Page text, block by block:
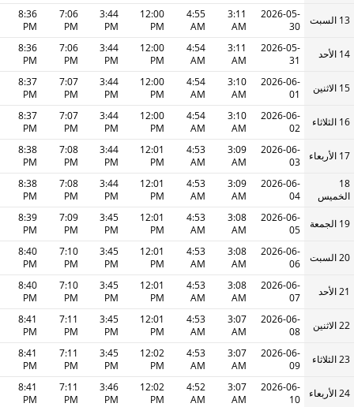
13 السبت
2026-05-
30
3:11
AM
4:55
AM
12:00
PM
3:44
PM
7:06
PM
8:36
PM
14 الأحد
2026-05-
31
3:11
AM
4:54
AM
12:00
PM
3:44
PM
7:06
PM
8:36
PM
15 الاثنين
2026-06-
01
3:10
AM
4:54
AM
12:00
PM
3:44
PM
7:07
PM
8:37
PM
16 الثلاثاء
2026-06-
02
3:10
AM
4:54
AM
12:00
PM
3:44
PM
7:07
PM
8:37
PM
17 الأربعاء
2026-06-
03
3:09
AM
4:53
AM
12:01
PM
3:44
PM
7:08
PM
8:38
PM
18
الخميس
2026-06-
04
3:09
AM
4:53
AM
12:01
PM
3:44
PM
7:08
PM
8:38
PM
19 الجمعة
2026-06-
05
3:08
AM
4:53
AM
12:01
PM
3:45
PM
7:09
PM
8:39
PM
20 السبت
2026-06-
06
3:08
AM
4:53
AM
12:01
PM
3:45
PM
7:10
PM
8:40
PM
21 الأحد
2026-06-
07
3:08
AM
4:53
AM
12:01
PM
3:45
PM
7:10
PM
8:40
PM
22 الاثنين
2026-06-
08
3:07
AM
4:53
AM
12:01
PM
3:45
PM
7:11
PM
8:41
PM
23 الثلاثاء
2026-06-
09
3:07
AM
4:53
AM
12:02
PM
3:45
PM
7:11
PM
8:41
PM
24 الأربعاء
2026-06-
10
3:07
AM
4:52
AM
12:02
PM
3:46
PM
7:11
PM
8:41
PM